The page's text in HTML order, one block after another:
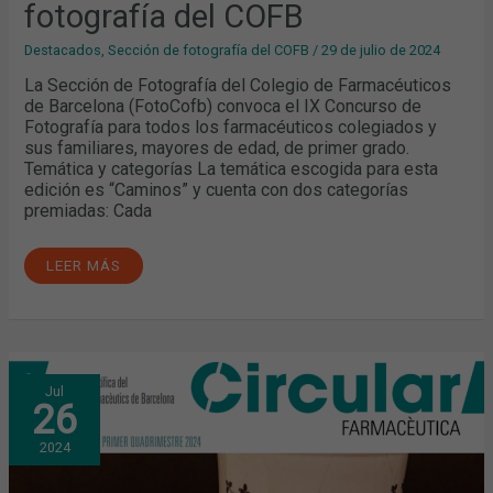
fotografía del COFB
Destacados,Sección de fotografía del COFB /29 de julio de 2024
La Sección de Fotografía del Colegio de Farmacéuticos
de Barcelona (FotoCofb) convoca el IX Concurso de
Fotografía para todos los farmacéuticos colegiados y
sus familiares, mayores de edad, de primer grado.
Temática y categorías La temática escogida para esta
edición es “Caminos” y cuenta con dos categorías
premiadas: Cada
LEER MÁS
Jul
26
2024
CIRCULAR
FARMACÉUTICA:
YA
DISPONIBLE
LA
EDICIÓN
DEL